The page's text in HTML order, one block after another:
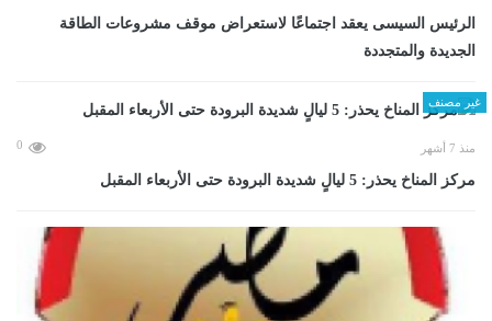
الرئيس السيسى يعقد اجتماعًا لاستعراض موقف مشروعات الطاقة
الجديدة والمتجددة
غير مصنف
منذ 7 أشهر 0
مركز المناخ يحذر: 5 ليالٍ شديدة البرودة حتى الأربعاء المقبل